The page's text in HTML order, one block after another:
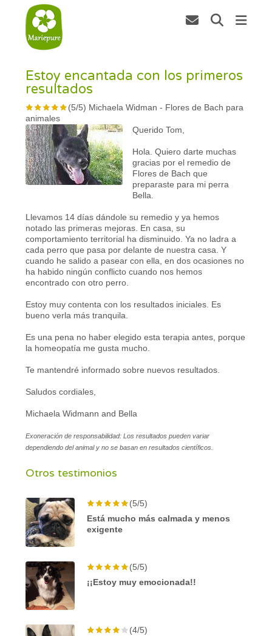
Estoy encantada con los primeros
resultados
(5/5) Michaela Widman - Flores de Bach para
animales
Querido Tom,
Hola. Quiero darte muchas
gracias por el remedio de
Flores de Bach que
preparaste para mi perra
Bella.
Llevamos 14 días dándole su remedio y ya hemos
notado las primeras mejoras. En casa, su
comportamiento territorial ha disminuido. Ya no ladra a
cada perro que pasa por delante de nuestra casa. Y
cuando he salido a pasear con ella, en dos ocasiones no
ha habido ningún conflicto cuando nos hemos
encontrado con otro perro.
Estoy muy contenta con los resultados iniciales. Es
bueno verla más tranquila.
Es una pena no haber elegido esta terapia antes, porque
la homeopatía me gusta mucho.
Te mantendré informado sobre nuevos resultados.
Saludos cordiales,
Michaela Widmann and Bella
Exoneración de responsabilidad: Los resultados pueden variar
dependiendo del animal y no se basan en resultados científicos.
Otros testimonios
(5/5)
Está mucho más calmada y menos
exigente
(5/5)
¡¡Estoy muy emocionada!!
(4/5)